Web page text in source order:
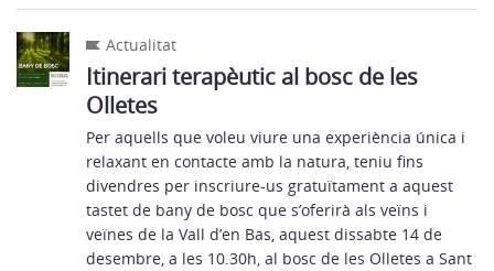
Actualitat
Itinerari terapèutic al bosc de les
Olletes
Per aquells que voleu viure una experiència única i
relaxant en contacte amb la natura, teniu fins
divendres per inscriure-us gratuïtament a aquest
tastet de bany de bosc que s’oferirà als veïns i
veïnes de la Vall d’en Bas, aquest dissabte 14 de
desembre, a les 10.30h, al bosc de les Olletes a Sant